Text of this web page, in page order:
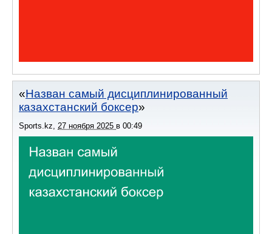
Назван самый дисциплинированный
казахстанский боксер
Sports.kz, 27 ноября 2025 в 00:49